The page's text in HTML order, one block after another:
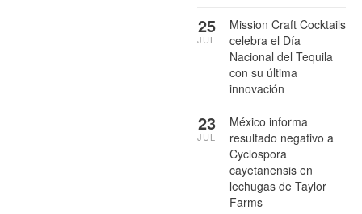
Mission Craft Cocktails
celebra el Día
Nacional del Tequila
con su última
innovación
25
JUL
México informa
resultado negativo a
Cyclospora
cayetanensis en
lechugas de Taylor
Farms
23
JUL